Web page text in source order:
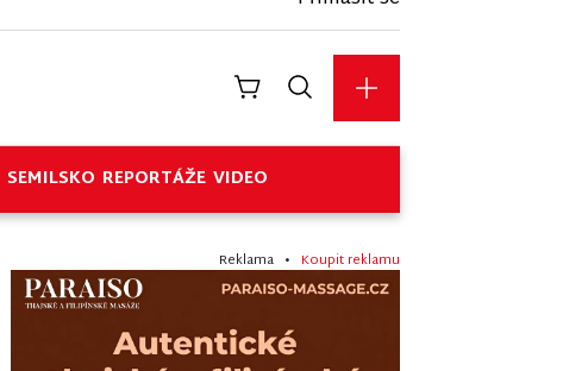
SEMILSKO REPORTÁŽE VIDEO
Reklama • Koupit reklamu